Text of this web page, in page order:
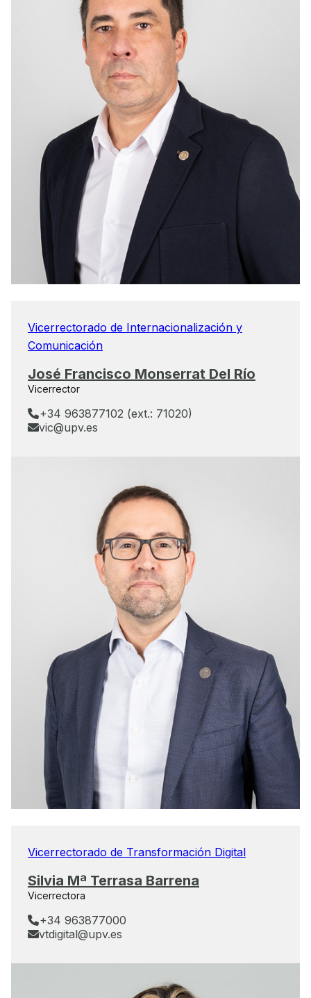
Vicerrectorado de Internacionalización y
Comunicación
José Francisco Monserrat Del Río
Vicerrector
+34 963877102 (ext.: 71020)
vic@upv.es
Vicerrectorado de Transformación Digital
Silvia Mª Terrasa Barrena
Vicerrectora
+34 963877000
vtdigital@upv.es